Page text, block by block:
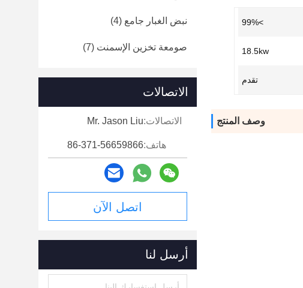
>99%
18.5kw
تقدم
وصف المنتج
نبض الغبار جامع (4)
صومعة تخزين الإسمنت (7)
الاتصالات
الاتصالات:Mr. Jason Liu
هاتف:86-371-56659866
اتصل الآن
أرسل لنا